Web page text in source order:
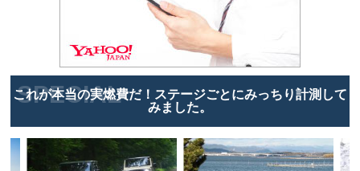
これが本当の実燃費だ！ステージごとにみっちり計測して
みました。